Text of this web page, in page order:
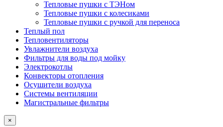
Тепловые пушки с ТЭНом
Тепловые пушки с колесиками
Тепловые пушки с ручкой для переноса
Теплый пол
Тепловентиляторы
Увлажнители воздуха
Фильтры для воды под мойку
Электрокотлы
Конвекторы отопления
Осушители воздуха
Системы вентиляции
Магистральные фильтры
×